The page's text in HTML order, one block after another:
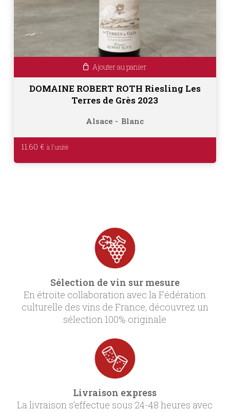
Ajouter au panier
DOMAINE ROBERT ROTH Riesling Les
Terres de Grès 2023
Alsace Blanc
11.60 €
Sélection de vin sur mesure
En étroite collaboration avec la Fédération
culturelle des vins de France, découvrez un
sélection 100% originale
Livraison express
La livraison s’effectue sous 24-48 heures avec